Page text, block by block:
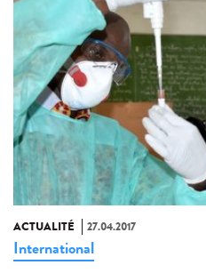
ACTUALITÉ 27.04.2017
International